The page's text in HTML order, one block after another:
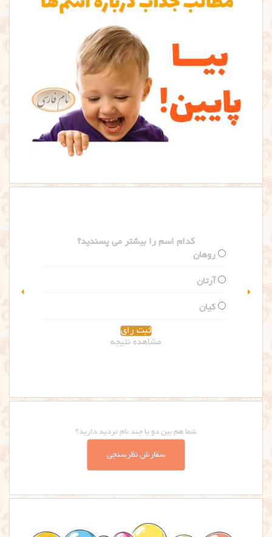
کدام اسم را بیشتر می پسندید؟
مشاهده نتیجه
شما هم بین دو یا چند نام تردید دارید؟
سفارش نظرسنجی